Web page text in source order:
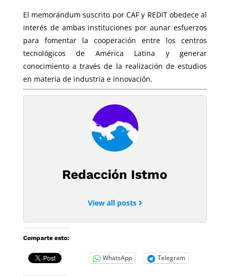
El memorándum suscrito por CAF y REDIT obedece al
interés de ambas instituciones por aunar esfuerzos
para fomentar la cooperación entre los centros
tecnológicos de América Latina y generar
conocimiento a través de la realización de estudios
en materia de industria e innovación.
Redacción Istmo
View all posts
Comparte esto:
WhatsApp Telegram